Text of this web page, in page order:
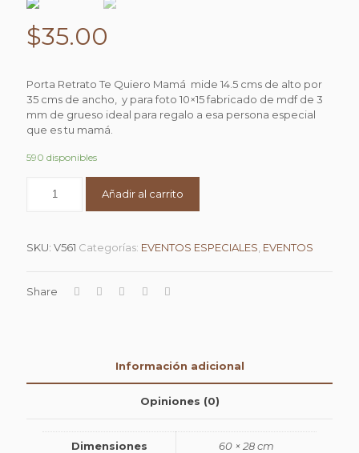
$35.00
Porta Retrato Te Quiero Mamá mide 14.5 cms de alto por
35 cms de ancho, y para foto 10×15 fabricado de mdf de 3
mm de grueso ideal para regalo a esa persona especial
que es tu mamá.
590 disponibles
Añadir al carrito
SKU: V561 Categorías: EVENTOS ESPECIALES EVENTOS
Share
Información adicional
Opiniones (0)
Dimensiones 60 × 28 cm